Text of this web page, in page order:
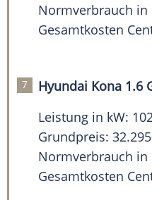
Normverbrauch in
Gesamtkosten
Hyundai Kona 1.6
Leistung in kW:
Grundpreis:
Normverbrauch in
Gesamtkosten